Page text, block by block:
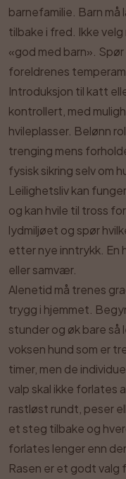
barnefamilie. Barn må
tilbake i fred. Ikke
«god med barn».
foreldrenes
Introduksjon til katt
kontrollert, med
hvileplasser. Belønn
trenging mens
fysisk sikring selv om
Leilighetsliv kan
og kan hvile til tross
lydmiljøet og spør
etter nye inntrykk. En
eller samvær.
Alenetid må trenes
trygg i hjemmet.
stunder og øk bare så
voksen hund som er
timer, men de
valp skal ikke forlates
rastløst rundt, peser
et steg tilbake og
forlates lenger enn
Rasen er et godt valg